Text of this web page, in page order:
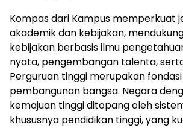
Kompas dari Kampus memperkuat
akademik dan kebijakan,
kebijakan berbasis ilmu
nyata, pengembangan talenta,
Perguruan tinggi merupakan
pembangunan bangsa. Negara
kemajuan tinggi ditopang oleh
khususnya pendidikan tinggi, yang